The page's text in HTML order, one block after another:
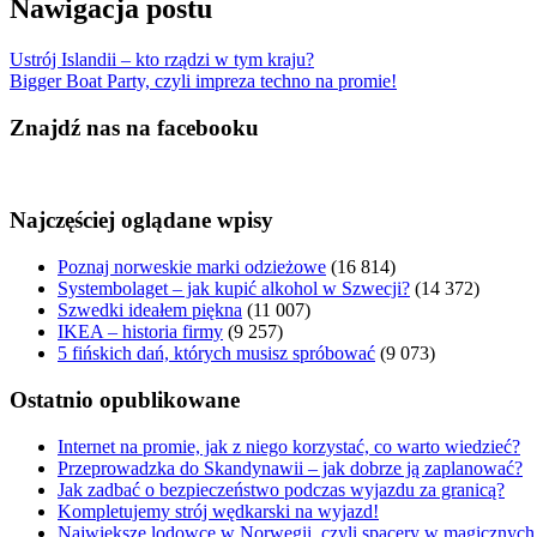
Nawigacja postu
Ustrój Islandii – kto rządzi w tym kraju?
Bigger Boat Party, czyli impreza techno na promie!
Znajdź nas na facebooku
Najczęściej oglądane wpisy
Poznaj norweskie marki odzieżowe (16 814)
Systembolaget – jak kupić alkohol w Szwecji? (14 372)
Szwedki ideałem piękna (11 007)
IKEA – historia firmy (9 257)
5 fińskich dań, których musisz spróbować (9 073)
Ostatnio opublikowane
Internet na promie, jak z niego korzystać, co warto wiedzieć?
Przeprowadzka do Skandynawii – jak dobrze ją zaplanować?
Jak zadbać o bezpieczeństwo podczas wyjazdu za granicą?
Kompletujemy strój wędkarski na wyjazd!
Największe lodowce w Norwegii, czyli spacery w